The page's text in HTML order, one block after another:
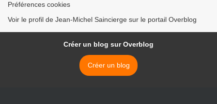
Préférences cookies
Voir le profil de Jean-Michel Saincierge sur le portail Overblog
Créer un blog sur Overblog
Créer un blog